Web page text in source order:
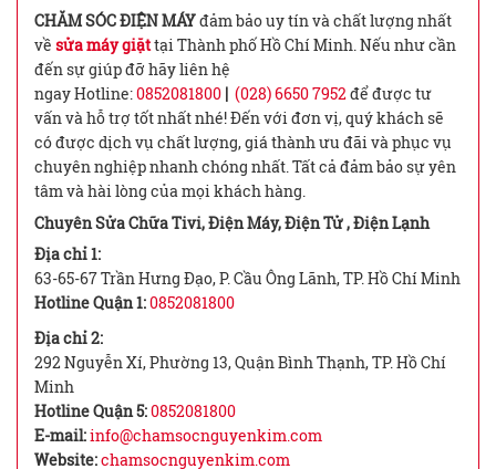
CHĂM SÓC ĐIỆN MÁYđảm bảo uy tín và chất lượng nhất
về sửa máy giặttại Thành phố Hồ Chí Minh. Nếu như cần
đến sự giúp đỡ hãy liên hệ
ngay Hotline:0852081800 | (028) 6650 7952để được tư
vấn và hỗ trợ tốt nhất nhé! Đến với đơn vị, quý khách sẽ
có được dịch vụ chất lượng, giá thành ưu đãi và phục vụ
chuyên nghiệp nhanh chóng nhất. Tất cả đảm bảo sự yên
tâm và hài lòng của mọi khách hàng.
Chuyên Sửa Chữa Tivi, Điện Máy, Điện Tử , Điện Lạnh
Địa chỉ 1:
63-65-67 Trần Hưng Đạo, P. Cầu Ông Lãnh, TP. Hồ Chí Minh
Hotline Quận 1:0852081800
Địa chỉ 2:
292 Nguyễn Xí, Phường 13, Quận Bình Thạnh, TP. Hồ Chí
Minh
Hotline Quận 5:0852081800
E-mail:info@chamsocnguyenkim.com
Website:chamsocnguyenkim.com